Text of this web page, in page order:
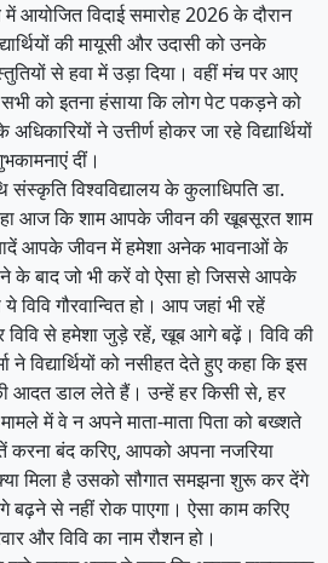
आयोजित विदाई समारोह 2026 के दौरान
की मायूसी और उदासी को उनके
से हवा में उड़ा दिया। वहीं मंच पर आए
को इतना हंसाया कि लोग पेट पकड़ने को
ने उत्तीर्ण होकर जा रहे विद्यार्थियों
दीं।
संस्कृति विश्वविद्यालय के कुलाधिपति डा.
कहा आज कि शाम आपके जीवन की खूबसूरत शाम
आपके जीवन में हमेशा अनेक भावनाओं के
के बाद जो भी करें वो ऐसा हो जिससे आपके
विवि गौरवान्वित हो। आप जहां भी रहें
से हमेशा जुड़े रहें, खूब आगे बढ़ें। विवि की
ने विद्यार्थियों को नसीहत देते हुए कहा कि इस
आदत डाल लेते हैं। उन्हें हर किसी से, हर
में वे न अपने माता-माता पिता को बख्शते
बंद करिए, आपको अपना नजरिया
मिला है उसको सौगात समझना शुरू कर देंगे
से नहीं रोक पाएगा। ऐसा काम करिए
और विवि का नाम रौशन हो।